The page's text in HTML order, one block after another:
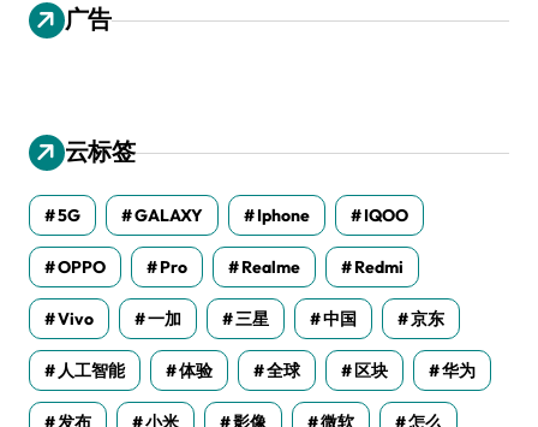
广告
云标签
5G GALAXY Iphone IQOO
OPPO Pro Realme Redmi
Vivo 一加 三星 中国 京东
人工智能 体验 全球 区块 华为
发布 小米 影像 微软 怎么